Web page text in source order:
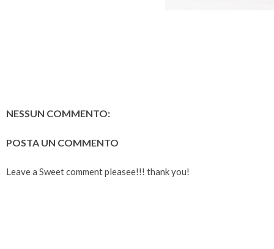
NESSUN COMMENTO:
POSTA UN COMMENTO
Leave a Sweet comment pleasee!!! thank you!